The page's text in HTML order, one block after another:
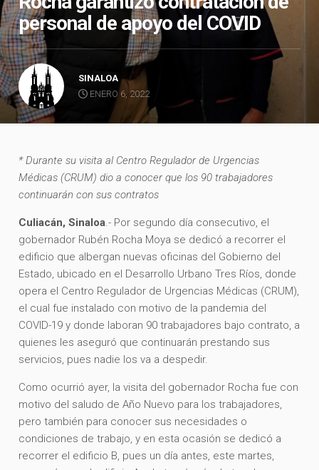
personal de apoyo del COVID
SINALOA
ENERO 6, 2022
* Durante su visita al Centro Regulador de Urgencias
Médicas (CRUM) dio a conocer que los 90 trabajadores
continuarán con sus contratos
Culiacán, Sinaloa.- Por segundo día consecutivo, el
gobernador Rubén Rocha Moya se dedicó a recorrer el
edificio que albergan nuevas oficinas del Gobierno del
Estado, ubicado en el Desarrollo Urbano Tres Ríos, donde
opera el Centro Regulador de Urgencias Médicas (CRUM),
el cual fue instalado con motivo de la pandemia del
COVID-19 y donde laboran 90 trabajadores bajo contrato, a
quienes les aseguró que continuarán prestando sus
servicios, pues nadie los va a despedir.
Como ocurrió ayer, la visita del gobernador Rocha fue con
motivo del saludo de Año Nuevo para los trabajadores,
pero también para conocer sus necesidades o
condiciones de trabajo, y en esta ocasión se dedicó a
recorrer el edificio B, pues un día antes, este martes,